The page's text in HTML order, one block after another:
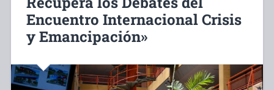
Encuentro Internacional Crisis
y Emancipación»